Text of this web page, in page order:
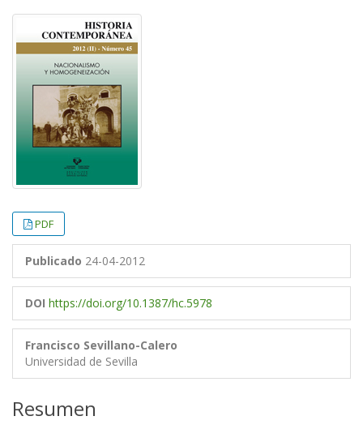
PDF
Publicado 24-04-2012
DOI https://doi.org/10.1387/hc.5978
Francisco Sevillano-Calero
Universidad de Sevilla
Resumen